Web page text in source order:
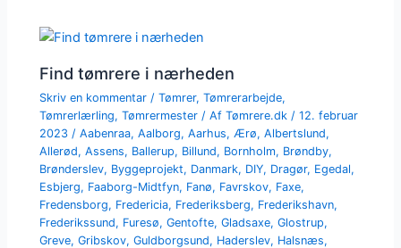
Find tømrere i nærheden
Skriv en kommentar /Tømrer,Tømrerarbejde,
Tømrerlærling,Tømrermester / AfTømrere.dk /12. februar
2023 /Aabenraa,Aalborg,Aarhus, Ærø,Albertslund,
Allerød,Assens, Ballerup, Billund, Bornholm, Brøndby,
Brønderslev, Byggeprojekt, Danmark, DIY, Dragør, Egedal,
Esbjerg, Faaborg-Midtfyn, Fanø, Favrskov, Faxe,
Fredensborg, Fredericia, Frederiksberg, Frederikshavn,
Frederikssund, Furesø,Gentofte,Gladsaxe,Glostrup,
Greve,Gribskov,Guldborgsund, Haderslev, Halsnæs,